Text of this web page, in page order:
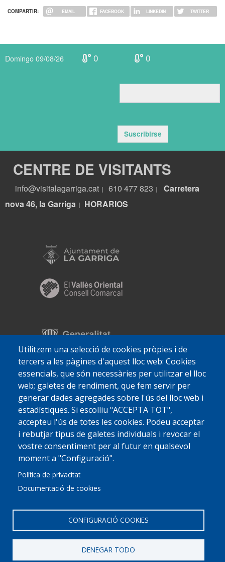
COMPARTIR: EMAIL FACEBOOK LINKEDIN TWITTER
Utilitzem una selecció de cookies pròpies i de
tercers a les pàgines d'aquest lloc web: Cookies
essencials, que són necessàries per utilitzar el lloc
web; galetes de rendiment, que fem servir per
generar dades agregades sobre l'ús del lloc web i
estadístiques. Si escolliu "ACCEPTA TOT",
accepteu l'ús de totes les cookies. Podeu acceptar
i rebutjar tipus de galetes individuals i revocar el
vostre consentiment per al futur en qualsevol
moment a "Configuració".
Política de privacitat
Documentació de cookies
CONFIGURACIÓ COOKIES
DENEGAR TODO
Domingo 09/08/26 0 0
Suscribirse
CENTRE DE VISITANTS
info@visitalagarriga.cat 610 477 823
Carretera
nova 46, la Garriga
HORARIOS